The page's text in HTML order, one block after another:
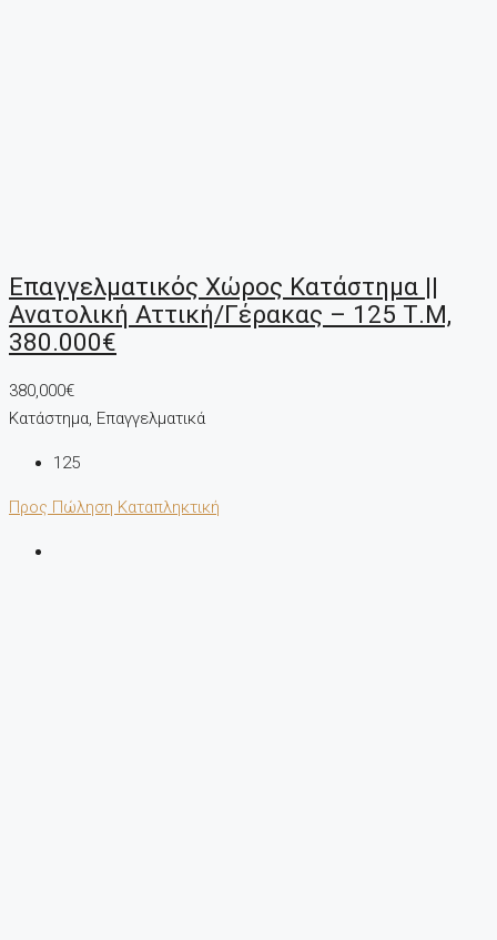
Επαγγελματικός Χώρος Κατάστημα ||
Ανατολική Αττική/Γέρακας – 125 Τ.μ,
380.000€
380,000€
Κατάστημα, Επαγγελματικά
125
Προς Πώληση Καταπληκτική